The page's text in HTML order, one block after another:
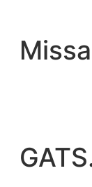
contingut